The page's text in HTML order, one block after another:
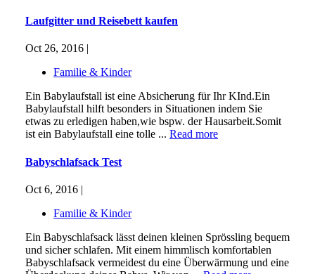
Laufgitter und Reisebett kaufen
Oct 26, 2016 |
Familie & Kinder
Ein Babylaufstall ist eine Absicherung für Ihr KInd.Ein
Babylaufstall hilft besonders in Situationen indem Sie
etwas zu erledigen haben,wie bspw. der Hausarbeit.Somit
ist ein Babylaufstall eine tolle ... Read more
Babyschlafsack Test
Oct 6, 2016 |
Familie & Kinder
Ein Babyschlafsack lässt deinen kleinen Sprössling bequem
und sicher schlafen. Mit einem himmlisch komfortablen
Babyschlafsack vermeidest du eine Überwärmung und eine